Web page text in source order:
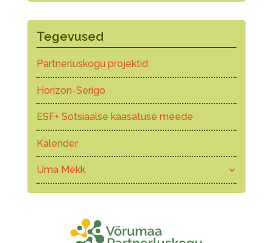
Tegevused
Partnerluskogu projektid
Horizon-Serigo
ESF+ Sotsiaalse kaasatuse meede
Kalender
Uma Mekk